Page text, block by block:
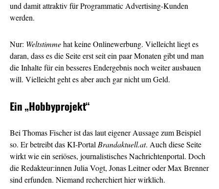
und damit attraktiv für Programmatic Advertising-Kunden
werden.
Nur: Weltstimmehat keine Onlinewerbung. Vielleicht liegt es
daran, dass es die Seite erst seit ein paar Monaten gibt und man
die Inhalte für ein besseres Endergebnis noch weiter ausbauen
will. Vielleicht geht es aber auch gar nicht um Geld.
Ein„Hobbyprojekt“
Bei Thomas Fischer ist das laut eigener Aussage zum Beispiel
so. Er betreibt das KI-PortalBrandaktuell.at. Auch diese Seite
wirkt wie ein seriöses, journalistisches Nachrichtenportal. Doch
die Redakteur:innen Julia Vogt, Jonas Leitner oder Max Brenner
sind erfunden. Niemand recherchiert hier wirklich.